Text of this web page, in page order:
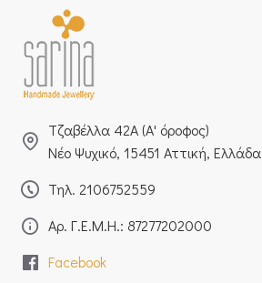
Τζαβέλλα 42Α (Α' όροφος)
Νέο Ψυχικό, 15451 Αττική, Ελλάδα
Τηλ. 2106752559
Αρ. Γ.Ε.Μ.Η.: 87277202000
Facebook